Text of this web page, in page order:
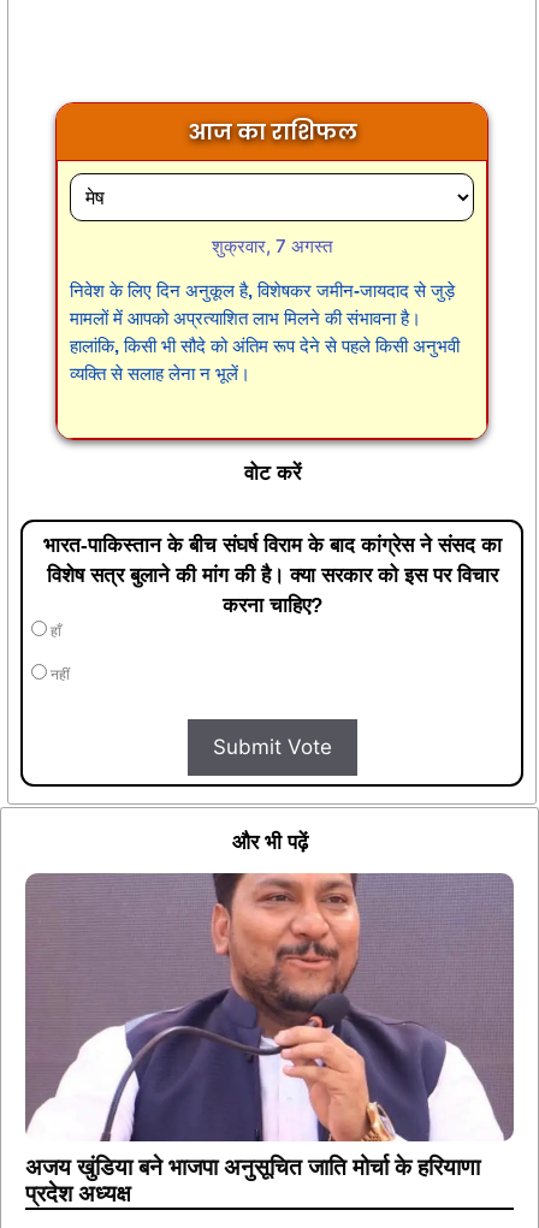
आज का राशिफल
शुक्रवार, 7 अगस्त
निवेश के लिए दिन अनुकूल है, विशेषकर जमीन-जायदाद से जुड़े
मामलों में आपको अप्रत्याशित लाभ मिलने की संभावना है।
हालांकि, किसी भी सौदे को अंतिम रूप देने से पहले किसी अनुभवी
व्यक्ति से सलाह लेना न भूलें।
वोट करें
भारत-पाकिस्तान के बीच संघर्ष विराम के बाद कांग्रेस ने संसद का
विशेष सत्र बुलाने की मांग की है। क्या सरकार को इस पर विचार
करना चाहिए?
हाँ
नहीं
Submit Vote
और भी पढ़ें
अजय खुंडिया बने भाजपा अनुसूचित जाति मोर्चा के हरियाणा
प्रदेश अध्यक्ष